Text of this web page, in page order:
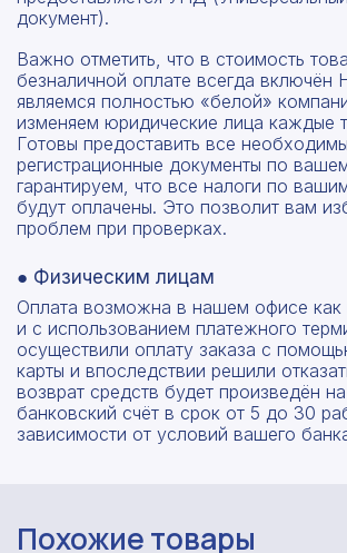
документ).
Важно отметить, что в стоимость
безналичной оплате всегда
являемся полностью «белой»
изменяем юридические лица каждые
Готовы предоставить все
регистрационные документы по
гарантируем, что все налоги по
будут оплачены. Это позволит вам
проблем при проверках.
● Физическим лицам
Оплата возможна в нашем офисе как
и с использованием платежного
осуществили оплату заказа с
карты и впоследствии решили
возврат средств будет произведён
банковский счёт в срок от 5 до 30
зависимости от условий вашего
Похожие товары